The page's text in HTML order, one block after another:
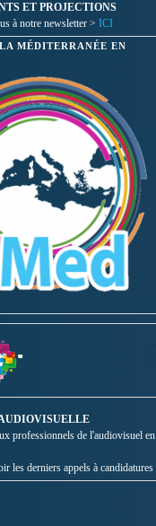
ET PROJECTIONS
à notre newsletter > ICI
MÉDITERRANÉE EN
professionnels de l'audiovisuel en
les derniers appels à candidatures